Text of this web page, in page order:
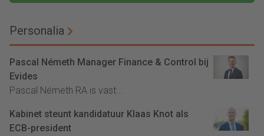
Personalia
Pascal Németh Manager Finance & Control bij
Evides
Pascal Németh RA is vast...
Kabinet steunt kandidatuur Klaas Knot als
ECB-president